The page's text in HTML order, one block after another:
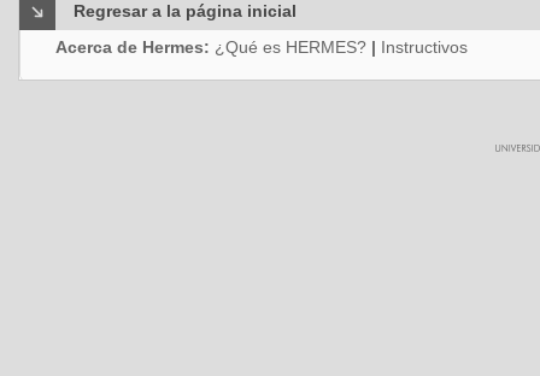
Regresar a la página inicial
Acerca de Hermes: ¿Qué es HERMES? | Instructivos